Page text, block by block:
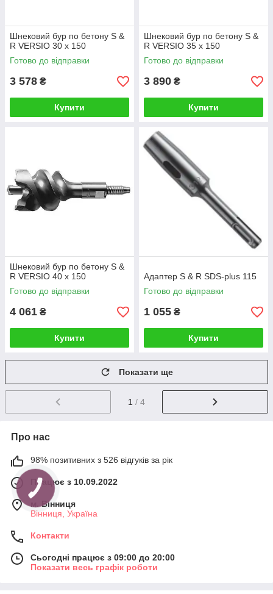
Шнековий бур по бетону S &
R VERSIO 30 х 150
Готово до відправки
3 578 ₴
Купити
Шнековий бур по бетону S &
R VERSIO 35 х 150
Готово до відправки
3 890 ₴
Купити
Шнековий бур по бетону S &
R VERSIO 40 х 150
Готово до відправки
4 061 ₴
Купити
Адаптер S & R SDS-plus 115
Готово до відправки
1 055 ₴
Купити
Показати ще
1 / 4
Про нас
98% позитивних з 526 відгуків за рік
Працює з 10.09.2022
м. Вінниця
Вінниця, Україна
Контакти
Сьогодні працює з 09:00 до 20:00
Показати весь графік роботи